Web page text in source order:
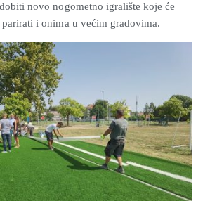
novo nogometno igralište koje će
parirati i onima u većim gradovima.